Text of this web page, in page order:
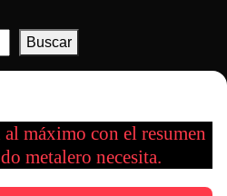
Buscar
máximo con el resumen
metalero necesita.